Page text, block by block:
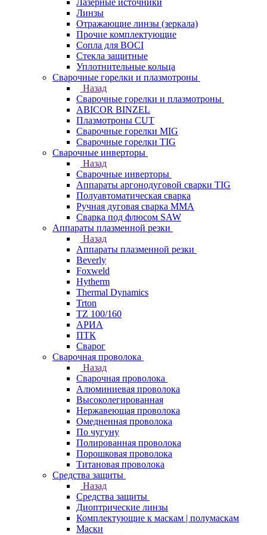
Лазерные источники
Линзы
Отражающие линзы (зеркала)
Прочие комплектующие
Сопла для BOCI
Стекла защитные
Уплотнительные кольца
Сварочные горелки и плазмотроны
Назад
Сварочные горелки и плазмотроны
ABICOR BINZEL
Плазмотроны CUT
Сварочные горелки MIG
Сварочные горелки TIG
Сварочные инверторы
Назад
Сварочные инверторы
Аппараты аргонодуговой сварки TIG
Полуавтоматическая сварка
Ручная дуговая сварка MMA
Сварка под флюсом SAW
Аппараты плазменной резки
Назад
Аппараты плазменной резки
Beverly
Foxweld
Hytherm
Thermal Dynamics
Trton
TZ 100/160
АРИА
ПТК
Сварог
Сварочная проволока
Назад
Сварочная проволока
Алюминиевая проволока
Высоколегированная
Нержавеющая проволока
Омедненная проволока
По чугуну
Полированная проволока
Порошковая проволока
Титановая проволока
Средства защиты
Назад
Средства защиты
Диоптрические линзы
Комплектующие к маскам | полумаскам
Маски